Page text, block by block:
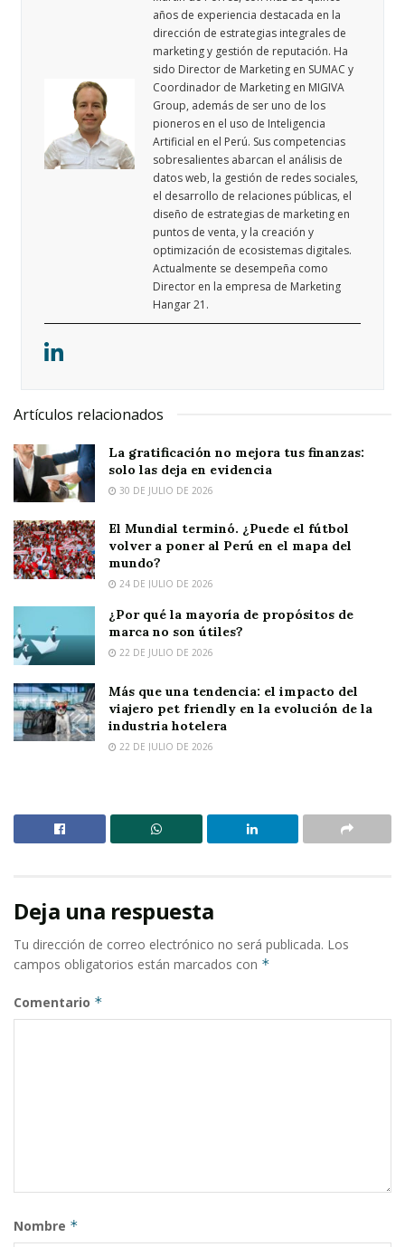
años de experiencia destacada en la
dirección de estrategias integrales de
marketing y gestión de reputación. Ha
sido Director de Marketing en SUMAC y
Coordinador de Marketing en MIGIVA
Group, además de ser uno de los
pioneros en el uso de Inteligencia
Artificial en el Perú. Sus competencias
sobresalientes abarcan el análisis de
datos web, la gestión de redes sociales,
el desarrollo de relaciones públicas, el
diseño de estrategias de marketing en
puntos de venta, y la creación y
optimización de ecosistemas digitales.
Actualmente se desempeña como
Director en la empresa de Marketing
Hangar 21.
Artículos relacionados
La gratificación no mejora tus finanzas:
solo las deja en evidencia
30 DE JULIO DE 2026
El Mundial terminó. ¿Puede el fútbol
volver a poner al Perú en el mapa del
mundo?
24 DE JULIO DE 2026
¿Por qué la mayoría de propósitos de
marca no son útiles?
22 DE JULIO DE 2026
Más que una tendencia: el impacto del
viajero pet friendly en la evolución de la
industria hotelera
22 DE JULIO DE 2026
Deja una respuesta
Tu dirección de correo electrónico no será publicada. Los
campos obligatorios están marcados con *
Comentario *
Nombre *